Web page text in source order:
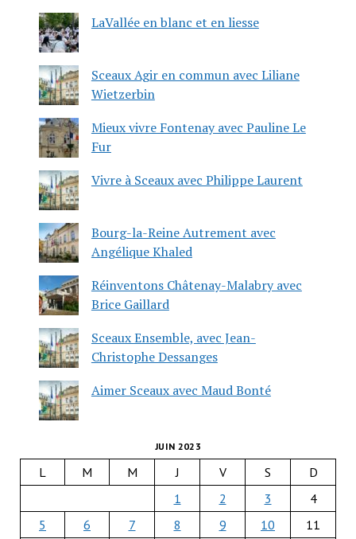
LaVallée en blanc et en liesse
Sceaux Agir en commun avec Liliane
Wietzerbin
Mieux vivre Fontenay avec Pauline Le
Fur
Vivre à Sceaux avec Philippe Laurent
Bourg-la-Reine Autrement avec
Angélique Khaled
Réinventons Châtenay-Malabry avec
Brice Gaillard
Sceaux Ensemble, avec Jean-
Christophe Dessanges
Aimer Sceaux avec Maud Bonté
JUIN 2023
L M M J V S
D
1
2 3
4
5
6 7 8 9 10 11